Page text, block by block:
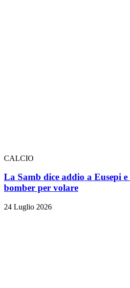
CALCIO
La Samb dice addio a Eusepi e
bomber per volare
24 Luglio 2026